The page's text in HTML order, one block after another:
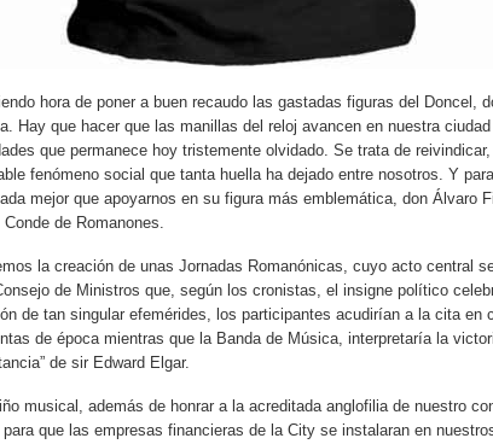
hora de poner a buen recaudo las gastadas figuras del Doncel,
Hay que hacer que las manillas del reloj avancen en nuestra
que permanece hoy tristemente olvidado. Se trata de
fenómeno social que tanta huella ha dejado entre nosotros. Y
mejor que apoyarnos en su figura más emblemática, don Álvaro
de Romanones.
la creación de unas Jornadas Romanónicas, cuyo acto central
de Ministros que, según los cronistas, el insigne político
de tan singular efemérides, los participantes acudirían a la cita en
de época mientras que la Banda de Música, interpretaría la
de sir Edward Elgar.
musical, además de honrar a la acreditada anglofilia de nuestro
para que las empresas financieras de la City se instalaran en